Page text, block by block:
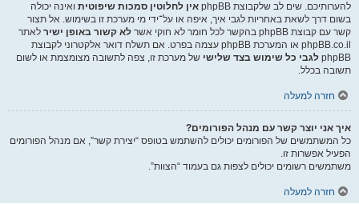
להערותיכם. שים לב שלקבוצת phpBB
אין לחלוטין סמכות שיפוטית ואינה יכולה
בשום דרך לשאת באחריות לגבי איך, איפה או על־ידי מי מערכת זו בשימוש. אל תצור
קשר עם קבוצת phpBB בהקשר לכל חומר לא חוקי אשר
לא קשור באופן ישיר לאתר
phpBB.co.il או המערכת phpBB עצמה בפרט. אם תשלח דואר אלקטרוני לקבוצת
phpBB לגבי כל שימוש בצד שלישי של מערכת זו, צפה לתשובה מצומצמת או לשום
תשובה בכלל.
חזרה למעלה
איך אני יוצר קשר עם מנהל הפורומים?
כל המשתמשים של הפורומים יכולים להשתמש בטופס “יצירת קשר”, אם מנהל הפורומים
הפעיל אפשרות זו.
משתמשים רשומים יכולים לצפות גם בעמוד “הצוות”.
חזרה למעלה